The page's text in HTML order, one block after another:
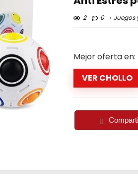
2 0 Juegos
Mejor oferta en:
VER CHOLLO